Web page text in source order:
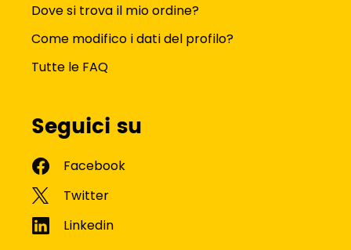
Dove si trova il mio ordine?
Come modifico i dati del profilo?
Tutte le FAQ
Seguici su